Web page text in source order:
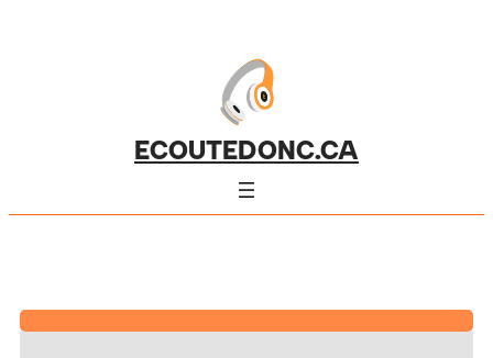
ECOUTEDONC.CA